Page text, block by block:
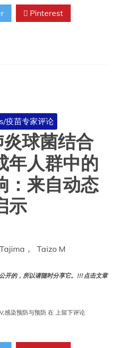
苗
代
岁
以
下
儿
童
COVID-
19
苗
叙
综
Pinterest
疫苗专家评论
炎球菌结合
年人群中的
：来自动态
示
， Taizo M
开的，所以请随时分享它。!!! 点击文章
,感染预防与预防 在 20
21
上留下评论